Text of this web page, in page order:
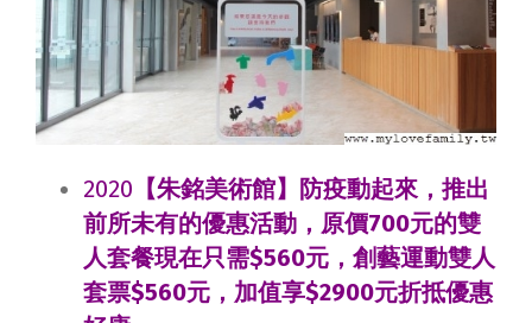
2020 【朱銘美術館】防疫動起來，推出
前所未有的優惠活動，原價700元的雙
人套餐現在只需$560元，創藝運動雙人
套票$560元，加值享$2900元折抵優惠